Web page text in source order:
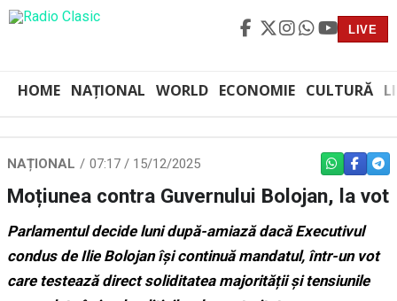
LIVE
HOME NAȚIONAL WORLD ECONOMIE CULTURĂ
NAȚIONAL 07:17 / 15/12/2025 WHATSAPP
Moțiunea contra Guvernului Bolojan, la vot
Parlamentul decide luni după-amiază dacă Executivul
condus de Ilie Bolojan își continuă mandatul, într-un vot
care testează direct soliditatea majorității și tensiunile